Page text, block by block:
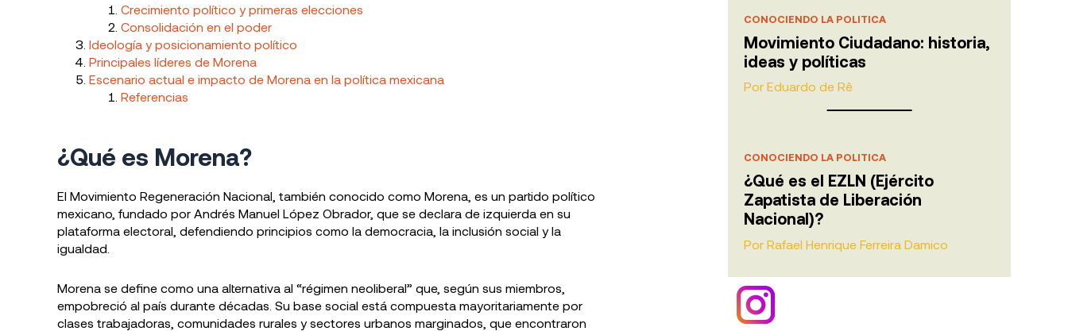
Crecimiento político y primeras elecciones
Consolidación en el poder
Ideología y posicionamiento político
Principales líderes de Morena
Escenario actual e impacto de Morena en la política mexicana
Referencias
¿Qué es Morena?
El Movimiento Regeneración Nacional, también conocido como Morena, es un partido político
mexicano, fundado por Andrés Manuel López Obrador, que se declara de izquierda en su
plataforma electoral, defendiendo principios como la democracia, la inclusión social y la
igualdad.
Morena se define como una alternativa al “régimen neoliberal” que, según sus miembros,
empobreció al país durante décadas. Su base social está compuesta mayoritariamente por
clases trabajadoras, comunidades rurales y sectores urbanos marginados, que encontraron
CONOCIENDO LA POLITICA
Movimiento Ciudadano: historia,
ideas y políticas
Por Eduardo de Rê
CONOCIENDO LA POLITICA
¿Qué es el EZLN (Ejército
Zapatista de Liberación
Nacional)?
Por Rafael Henrique Ferreira Damico